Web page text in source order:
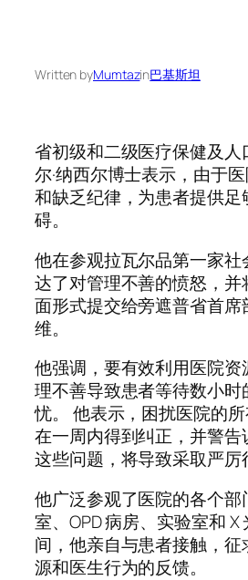
Written byMumtazin巴基斯坦
省初级和二级医疗保健及人
尔·纳西尔博士表示，由于
和缺乏纪律，为患者提供
碍。
他在参观拉瓦尔品第一家社
达了对管理不善的愤怒，并
面形式提交给旁遮普省首席
维。
他强调，要有效利用医院资
理不善导致患者等待数小时
忧。 他表示，困扰医院的
在一周内得到纠正，并警
这些问题，将导致采取严厉
他广泛参观了医院的各个部
室、OPD 病房、实验室和 X
间，他亲自与患者接触，征
源和医生行为的反馈。